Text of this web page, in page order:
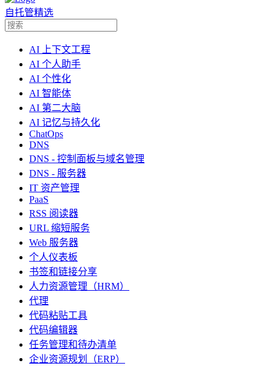
自托管精选
AI 上下文工程
AI 个人助手
AI 个性化
AI 智能体
AI 第二大脑
AI 记忆与持久化
ChatOps
DNS
DNS - 控制面板与域名管理
DNS - 服务器
IT 资产管理
PaaS
RSS 阅读器
URL 缩短服务
Web 服务器
个人仪表板
书签和链接分享
人力资源管理（HRM）
代理
代码粘贴工具
代码编辑器
任务管理和待办清单
企业资源规划（ERP）